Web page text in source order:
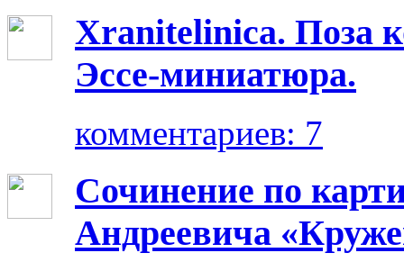
Xranitelinica. Поза
Эссе-миниатюра.
комментариев: 7
Сочинение по
Андреевича